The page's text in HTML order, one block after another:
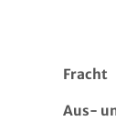
Fracht
Aus-